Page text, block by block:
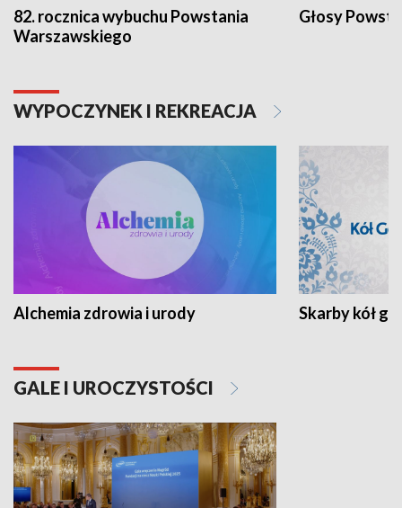
82. rocznica wybuchu Powstania
Warszawskiego
Głosy
WYPOCZYNEK I REKREACJA
Alchemia zdrowia i urody Skarby kół
GALE I UROCZYSTOŚCI